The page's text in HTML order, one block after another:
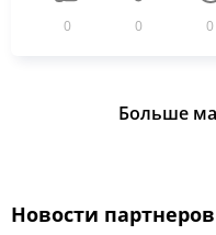
0 0 0
Больше
Новости партнеров